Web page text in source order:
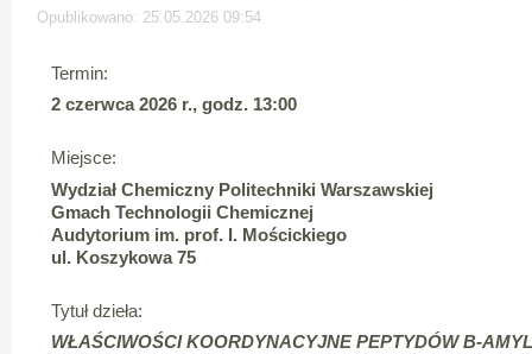
Opublikowano: 25.05.2026 09:54
Termin:
2 czerwca 2026 r., godz. 13:00
Miejsce:
Wydział Chemiczny Politechniki Warszawskiej
Gmach Technologii Chemicznej
Audytorium im. prof. I. Mościckiego
ul. Koszykowa 75
Tytuł dzieła:
WŁAŚCIWOŚCI KOORDYNACYJNE PEPTYDÓW Β-